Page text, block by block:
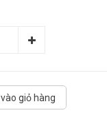
giỏ hàng